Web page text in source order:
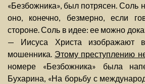
«Безбожника», был потрясен. Соль
оно, конечно, безмерно, если
стороне. Соль в идее: ее можно
— Иисуса Христа изображают
мошенника. Этому преступлению
номере «Безбожника» была
Бухарина, «На борьбу с